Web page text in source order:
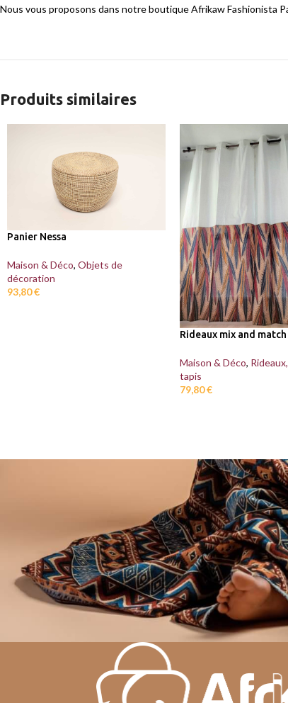
Nous vous proposons dans notre boutique Afrikaw Fashionista
Produits similaires
Panier Nessa
Maison & Déco, Objets de
décoration
93,80€
Rideaux mix and match
Maison & Déco,
tapis
79,80€